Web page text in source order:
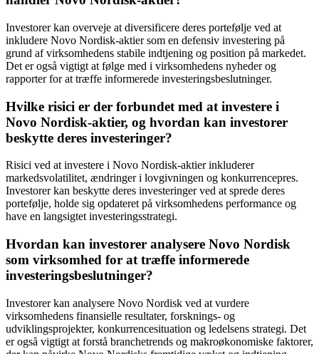
Investorer kan overveje at diversificere deres portefølje ved at
inkludere Novo Nordisk-aktier som en defensiv investering på
grund af virksomhedens stabile indtjening og position på markedet.
Det er også vigtigt at følge med i virksomhedens nyheder og
rapporter for at træffe informerede investeringsbeslutninger.
Hvilke risici er der forbundet med at investere i
Novo Nordisk-aktier, og hvordan kan investorer
beskytte deres investeringer?
Risici ved at investere i Novo Nordisk-aktier inkluderer
markedsvolatilitet, ændringer i lovgivningen og konkurrencepres.
Investorer kan beskytte deres investeringer ved at sprede deres
portefølje, holde sig opdateret på virksomhedens performance og
have en langsigtet investeringsstrategi.
Hvordan kan investorer analysere Novo Nordisk
som virksomhed for at træffe informerede
investeringsbeslutninger?
Investorer kan analysere Novo Nordisk ved at vurdere
virksomhedens finansielle resultater, forsknings- og
udviklingsprojekter, konkurrencesituation og ledelsens strategi. Det
er også vigtigt at forstå branchetrends og makroøkonomiske faktorer,